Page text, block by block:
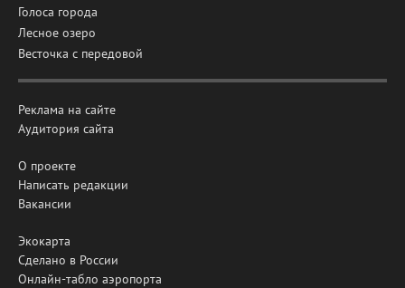
Голоса города
Лесное озеро
Весточка с передовой
Реклама на сайте
Аудитория сайта
О проекте
Написать редакции
Вакансии
Экокарта
Сделано в России
Онлайн-табло аэропорта